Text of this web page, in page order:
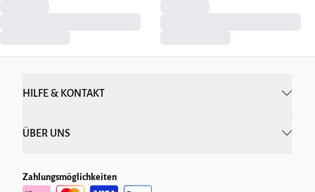
HILFE & KONTAKT
ÜBER UNS
Zahlungsmöglichkeiten